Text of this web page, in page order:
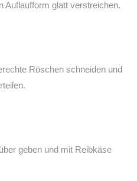
Auflaufform glatt verstreichen.
Röschen schneiden und
geben und mit Reibkäse